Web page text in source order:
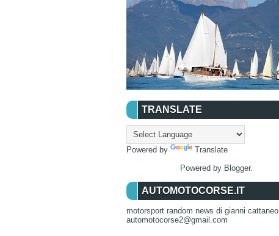
TRANSLATE
Powered by
Translate
Powered by Blogger.
AUTOMOTOCORSE.IT
motorsport random news di gianni cattaneo
automotocorse2@gmail.com